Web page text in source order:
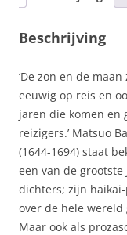
Beschrijving
‘De zon en de maan
eeuwig op reis en
jaren die komen en
reizigers.’ Matsuo
(1644-1694) staat
een van de grootste
dichters; zijn
over de hele wereld
Maar ook als